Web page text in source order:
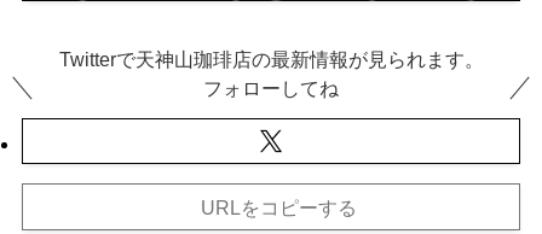
Twitterで天神山珈琲店の最新情報が見られます。
フォローしてね
URLをコピーする